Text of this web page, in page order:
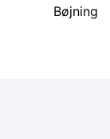
Bøjning